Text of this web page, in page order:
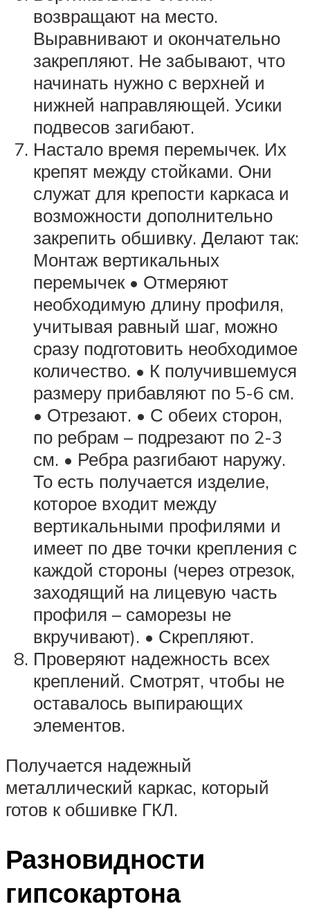
возвращают на место.
Выравнивают и окончательно
закрепляют. Не забывают, что
начинать нужно с верхней и
нижней направляющей. Усики
подвесов загибают.
Настало время перемычек. Их
крепят между стойками. Они
служат для крепости каркаса и
возможности дополнительно
закрепить обшивку. Делают так:
Монтаж вертикальных
перемычек • Отмеряют
необходимую длину профиля,
учитывая равный шаг, можно
сразу подготовить необходимое
количество. • К получившемуся
размеру прибавляют по 5-6 см.
• Отрезают. • С обеих сторон,
по ребрам – подрезают по 2-3
см. • Ребра разгибают наружу.
То есть получается изделие,
которое входит между
вертикальными профилями и
имеет по две точки крепления с
каждой стороны (через отрезок,
заходящий на лицевую часть
профиля – саморезы не
вкручивают). • Скрепляют.
Проверяют надежность всех
креплений. Смотрят, чтобы не
оставалось выпирающих
элементов.
Получается надежный
металлический каркас, который
готов к обшивке ГКЛ.
Разновидности
гипсокартона